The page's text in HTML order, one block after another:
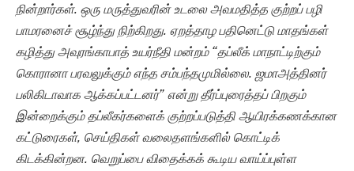
நின்றார்கள். ஒரு மருத்துவரின் உடலை அவமதித்த குற்றப் பழி
பாமரனைச் சூழ்ந்து நிற்கிறது. ஏறத்தாழ பதினெட்டு மாதங்கள்
கழித்து அவுரங்காபாத் உயர்நீதி மன்றம் “தப்லீக் மாநாட்டிற்கும்
கொரானா பரவலுக்கும் எந்த சம்பந்தமுமில்லை. ஜமாஅத்தினர்
பலிகிடாவாக ஆக்கப்பட்டனர்” என்று தீர்ப்புரைத்தப் பிறகும்
இன்றைக்கும் தப்லீகர்களைக் குற்றப்படுத்தி ஆயிரக்கணக்கான
கட்டுரைகள், செய்திகள் வலைதளங்களில் கொட்டிக்
கிடக்கின்றன. வெறுப்பை விதைக்கக் கூடிய வாய்ப்புள்ள